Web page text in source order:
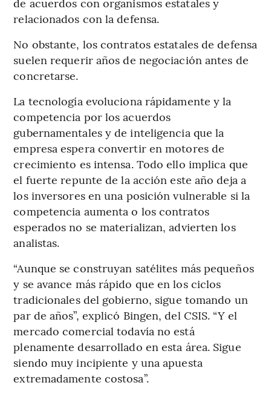
relacionados con la defensa.
No obstante, los contratos estatales de defensa
suelen requerir años de negociación antes de
concretarse.
La tecnología evoluciona rápidamente y la
competencia por los acuerdos
gubernamentales y de inteligencia que la
empresa espera convertir en motores de
crecimiento es intensa. Todo ello implica que
el fuerte repunte de la acción este año deja a
los inversores en una posición vulnerable si la
competencia aumenta o los contratos
esperados no se materializan, advierten los
analistas.
“Aunque se construyan satélites más pequeños
y se avance más rápido que en los ciclos
tradicionales del gobierno, sigue tomando un
par de años”, explicó Bingen, del CSIS. “Y el
mercado comercial todavía no está
plenamente desarrollado en esta área. Sigue
siendo muy incipiente y una apuesta
extremadamente costosa”.